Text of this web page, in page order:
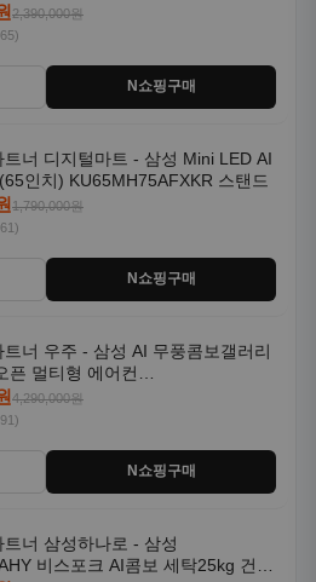
2,390,000원
N쇼핑구매
트너 디지털마트 - 삼성 Mini LED AI
인치) KU65MH75AFXKR 스탠드
1,790,000원
N쇼핑구매
트너 우주 - 삼성 AI 무풍콤보갤러리
픈 멀티형 에어컨
기본설치포함
4,290,000원
N쇼핑구매
트너 삼성하나로 - 삼성
비스포크 AI콤보 세탁25kg 건조